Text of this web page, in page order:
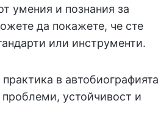
умения и познания за
да покажете, че сте
или инструменти.
в автобиографията
устойчивост и